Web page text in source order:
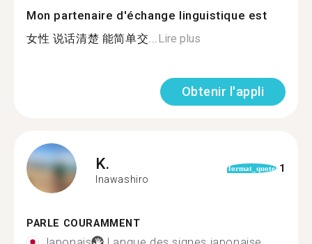
Mon partenaire d'échange linguistique est
女性 说话清楚 能简单交...Lire plus
Obtenir l'appli
K.
Inawashiro
format_quote 1
PARLE COURAMMENT